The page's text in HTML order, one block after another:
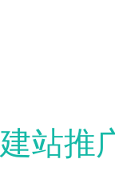
建站推